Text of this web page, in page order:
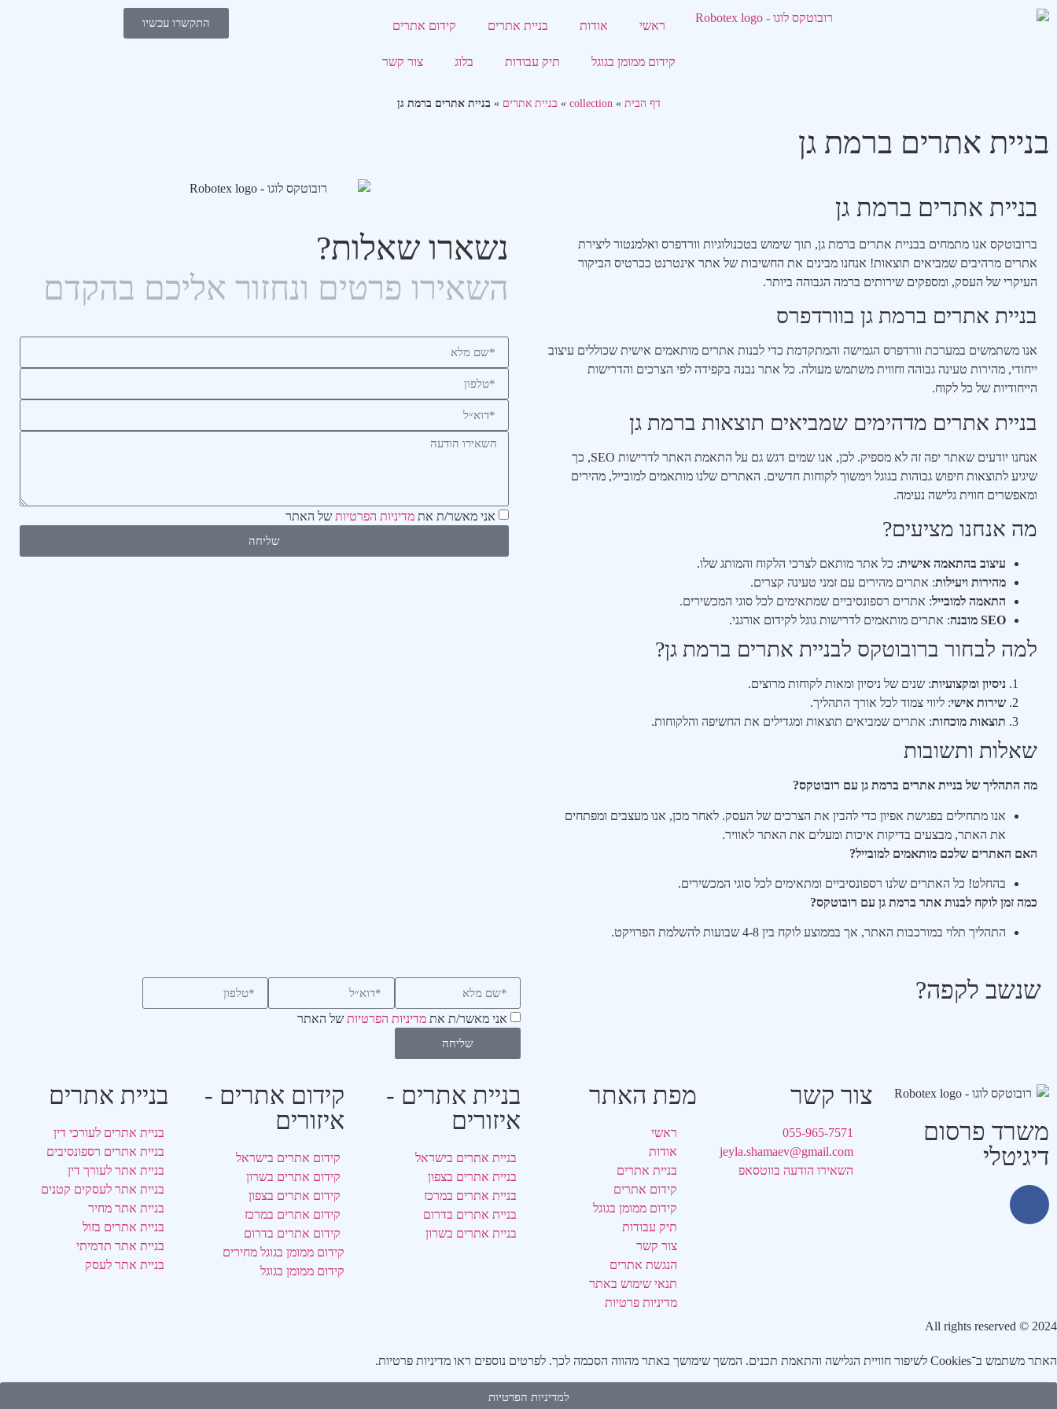
ראשי אודות בניית אתרים קידום אתרים
קידום ממומן בגוגל תיק עבודות בלוג צור קשר
התקשרו עכשיו
דף הבית »
collection
» בניית אתרים »בניית אתרים ברמת גן
בניית אתרים ברמת גן
בניית אתרים ברמת גן
ברובוטקס אנו מתמחים בבניית אתרים ברמת גן, תוך שימוש בטכנולוגיות וורדפרס ואלמנטור ליצירת
אתרים מרהיבים שמביאים תוצאות! אנחנו מבינים את החשיבות של אתר אינטרנט ככרטיס הביקור
העיקרי של העסק, ומספקים שירותים ברמה הגבוהה ביותר.
בניית אתרים ברמת גן בוורדפרס
אנו משתמשים במערכת וורדפרס הגמישה והמתקדמת כדי לבנות אתרים מותאמים אישית שכוללים עיצוב
ייחודי, מהירות טעינה גבוהה וחווית משתמש מעולה. כל אתר נבנה בקפידה לפי הצרכים והדרישות
הייחודיות של כל לקוח.
בניית אתרים מדהימים שמביאים תוצאות ברמת גן
אנחנו יודעים שאתר יפה זה לא מספיק. לכן, אנו שמים דגש גם על התאמת האתר לדרישות SEO, כך
שיגיע לתוצאות חיפוש גבוהות בגוגל וימשוך לקוחות חדשים. האתרים שלנו מותאמים למובייל, מהירים
ומאפשרים חווית גלישה נעימה.
מה אנחנו מציעים?
עיצוב בהתאמה אישית: כל אתר מותאם לצרכי הלקוח והמותג שלו.
מהירות ויעילות: אתרים מהירים עם זמני טעינה קצרים.
התאמה למובייל: אתרים רספונסיביים שמתאימים לכל סוגי המכשירים.
SEO מובנה
: אתרים מותאמים לדרישות גוגל לקידום אורגני.
למה לבחור ברובוטקס לבניית אתרים ברמת גן?
ניסיון ומקצועיות: שנים של ניסיון ומאות לקוחות מרוצים.
שירות אישי: ליווי צמוד לכל אורך התהליך.
תוצאות מוכחות: אתרים שמביאים תוצאות ומגדילים את החשיפה והלקוחות.
שאלות ותשובות
מה התהליך של בניית אתרים ברמת גן עם רובוטקס?
אנו מתחילים בפגישת אפיון כדי להבין את הצרכים של העסק. לאחר מכן, אנו מעצבים ומפתחים
את האתר, מבצעים בדיקות איכות ומעלים את האתר לאוויר.
האם האתרים שלכם מותאמים למובייל?
בהחלט! כל האתרים שלנו רספונסיביים ומתאימים לכל סוגי המכשירים.
כמה זמן לוקח לבנות אתר ברמת גן עם רובוטקס?
התהליך תלוי במורכבות האתר, אך בממוצע לוקח בין 4-8 שבועות להשלמת הפרויקט.
נשארו שאלות?
השאירו פרטים ונחזור אליכם בהקדם
אני מאשר/ת את מדיניות הפרטיות של האתר
שליחה
שנשב לקפה?
אני מאשר/ת את מדיניות הפרטיות של האתר
שליחה
משרד פרסום
דיגיטלי
צור קשר
055-965-7571
jeyla.shamaev@gmail.com
השאירו הודעה בווטסאפ
מפת האתר
ראשי
אודות
בניית אתרים
קידום אתרים
קידום ממומן בגוגל
תיק עבודות
צור קשר
הנגשת אתרים
תנאי שימוש באתר
מדיניות פרטיות
בניית אתרים -
איזורים
בניית אתרים בישראל
בניית אתרים בצפון
בניית אתרים במרכז
בניית אתרים בדרום
בניית אתרים בשרון
קידום אתרים -
איזורים
קידום אתרים בישראל
קידום אתרים בשרון
קידום אתרים בצפון
קידום אתרים במרכז
קידום אתרים בדרום
קידום ממומן בגוגל מחירים
קידום ממומן בגוגל
בניית אתרים
בניית אתרים לעורכי דין
בניית אתרים רספונסיבים
בניית אתר לעורך דין
בניית אתר לעסקים קטנים
בניית אתר מחיר
בניית אתרים בזול
בניית אתר תדמיתי
בניית אתר לעסק
2024 © All rights reserved
האתר משתמש ב־Cookies לשיפור חוויית הגלישה והתאמת תכנים. המשך שימושך באתר מהווה הסכמה לכך. לפרטים נוספים ראו מדיניות פרטיות.
למדיניות הפרטיות